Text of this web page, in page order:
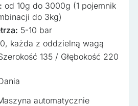
od 10g do 3000g (1 pojemnik
do 3kg)
5-10 bar
każda z oddzielną wagą
135 / Głębokość 220
automatycznie